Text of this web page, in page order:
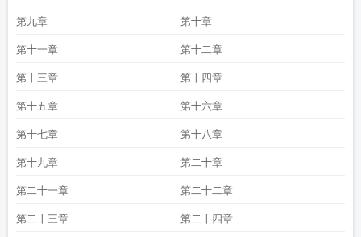
第九章 第十章
第十一章 第十二章
第十三章 第十四章
第十五章 第十六章
第十七章 第十八章
第十九章 第二十章
第二十一章 第二十二章
第二十三章 第二十四章